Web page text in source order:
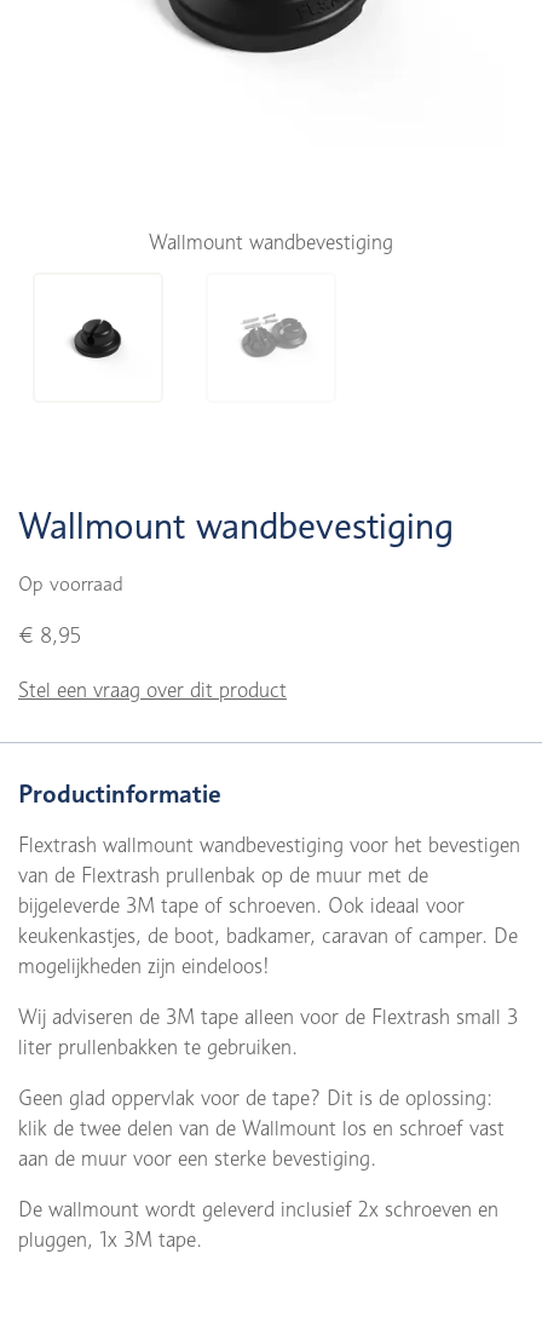
Wallmount wandbevestiging
Wallmount wandbevestiging
Op voorraad
€ 8,95
Stel een vraag over dit product
Productinformatie
Flextrash wallmount wandbevestiging voor het bevestigen
van de Flextrash prullenbak op de muur met de
bijgeleverde 3M tape of schroeven. Ook ideaal voor
keukenkastjes, de boot, badkamer, caravan of camper. De
mogelijkheden zijn eindeloos!
Wij adviseren de 3M tape alleen voor de Flextrash small 3
liter prullenbakken te gebruiken.
Geen glad oppervlak voor de tape? Dit is de oplossing:
klik de twee delen van de Wallmount los en schroef vast
aan de muur voor een sterke bevestiging.
De wallmount wordt geleverd inclusief 2x schroeven en
pluggen, 1x 3M tape.